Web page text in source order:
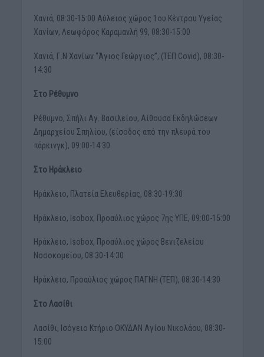
Χανιά, 08:30-15:00 Αύλειος χώρος 1ου Κέντρου Υγείας
Χανίων, Λεωφόρος Καραμανλή 99, 08:30-15:00
Χανιά, Γ.Ν Χανίων “Άγιος Γεώργιος”, (ΤΕΠ Covid), 08:30-
14:30
Στο Ρέθυμνο
Ρέθυμνο, Σπήλι Αγ. Βασιλείου, Αίθουσα Εκδηλώσεων
Δημαρχείου Σπηλίου, (είσοδος από την πλευρά του
πάρκινγκ), 09:00-14:30
Στο Ηράκλειο
Ηράκλειο, Πλατεία Ελευθερίας, 08:30-19:30
Ηράκλειο, Isobox, Προαύλιος χώρος 7ης ΥΠΕ, 09:00-15:00
Ηράκλειο, Isobox, Προαύλιος χώρος Βενιζελείου
Νοσοκομείου, 08:30-14:30
Ηράκλειο, Προαύλιος χώρος ΠΑΓΝΗ (ΤΕΠ), 08:30-14:30
Στο Λασίθι
Λασίθι, Ισόγειο Κτήριο ΟΚΥΔΑΝ Αγίου Νικολάου, 08:30-
15:00